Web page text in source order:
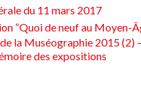
du 11 mars 2017
“Quoi de neuf au Moyen-
la Muséographie 2015 (2)
des expositions